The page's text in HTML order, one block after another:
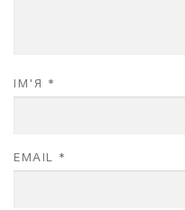
ІМ'Я *
EMAIL *